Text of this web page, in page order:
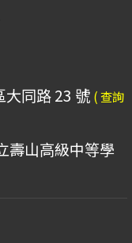
同路 23 號 ( 查詢
壽山高級中等學